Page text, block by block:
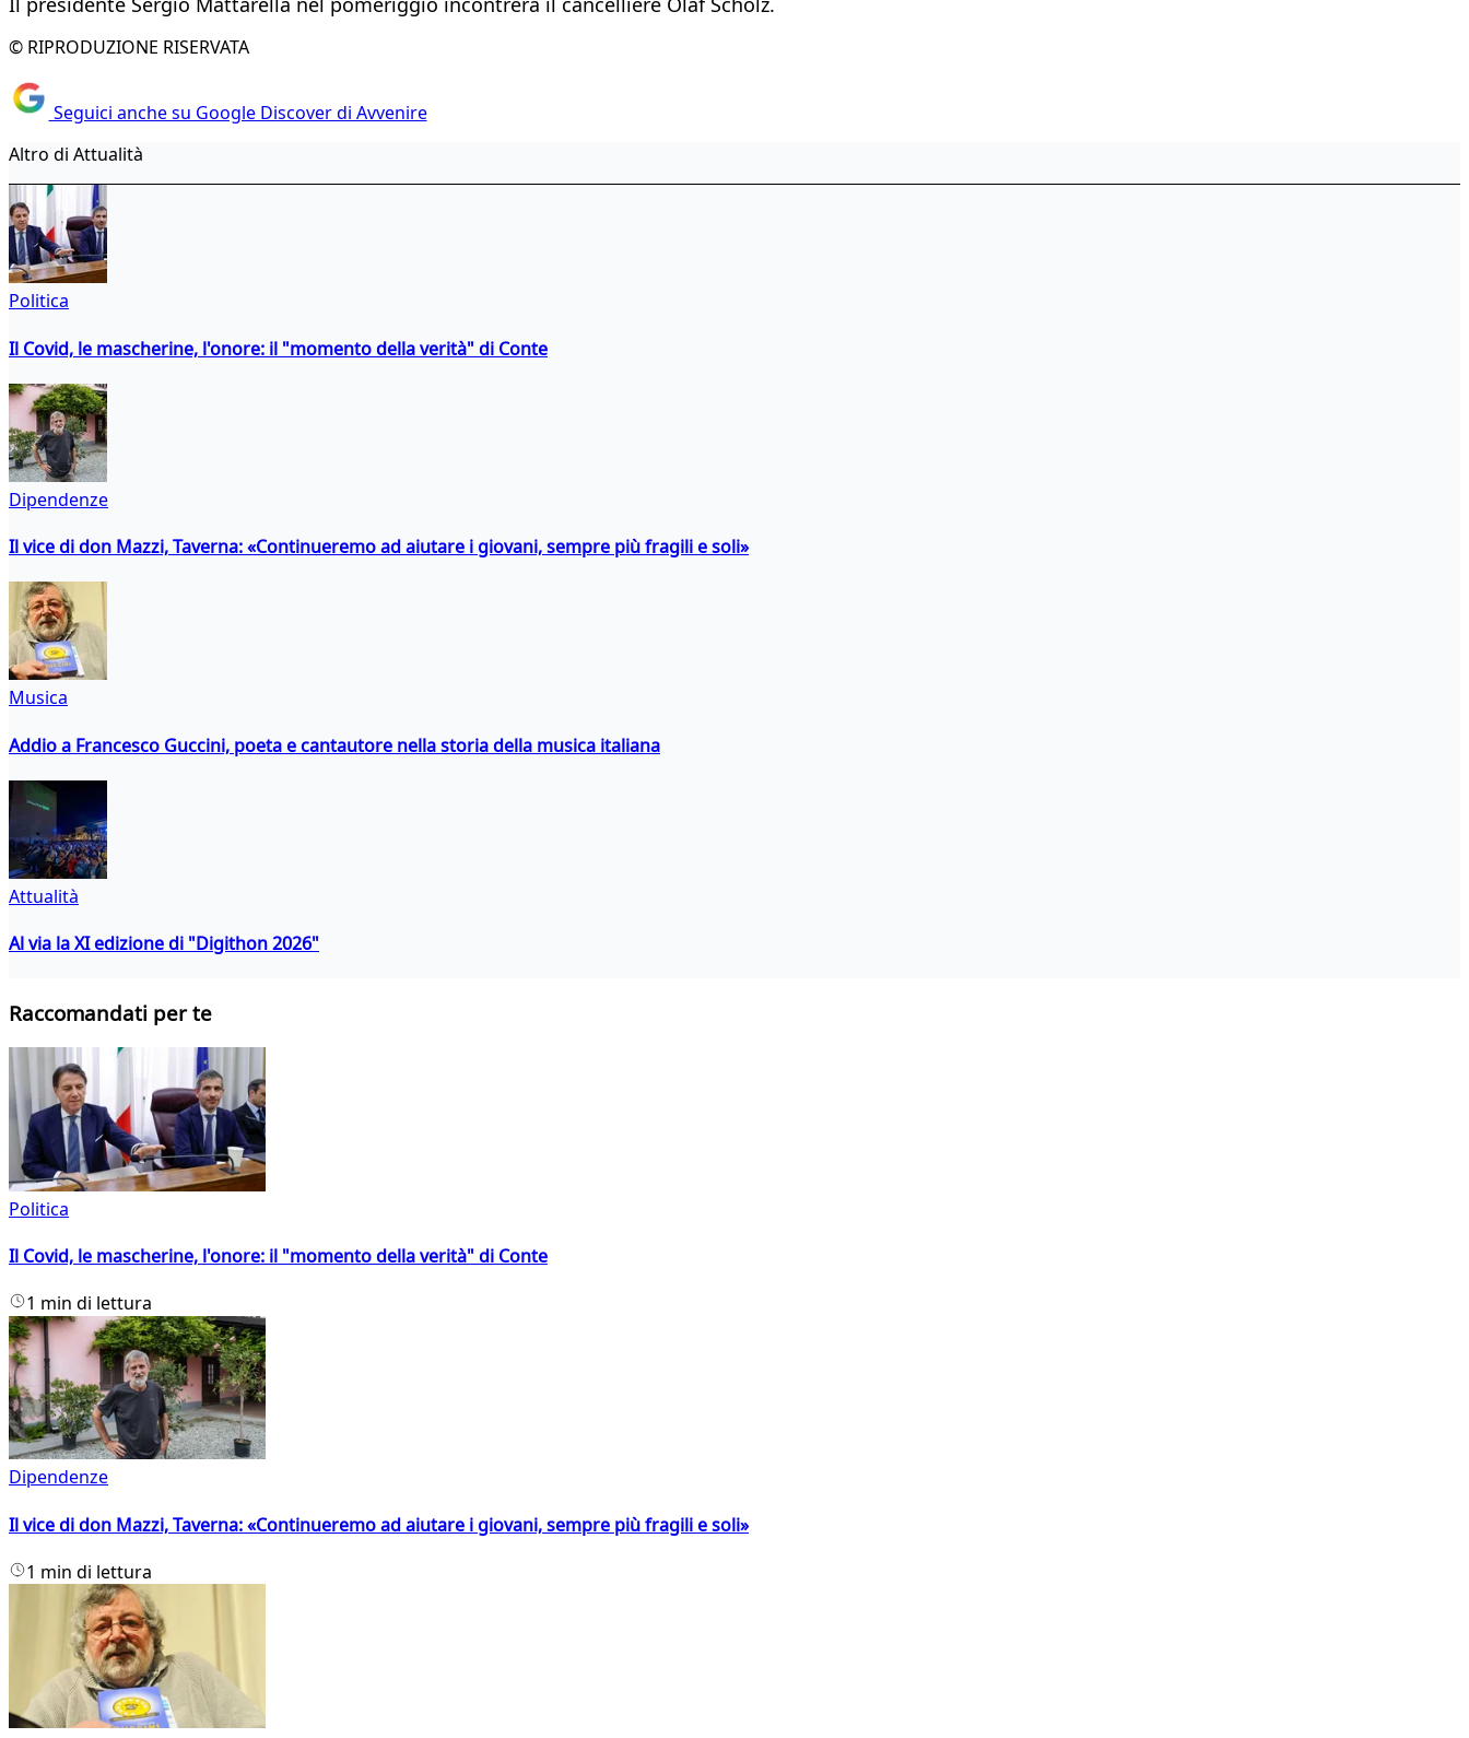
© RIPRODUZIONE RISERVATA
Seguici anche su Google Discover di Avvenire
Altro di Attualità
Politica
Il Covid, le mascherine, l'onore: il "momento della verità" di Conte
Dipendenze
Il vice di don Mazzi, Taverna: «Continueremo ad aiutare i giovani, sempre più fragili e soli»
Musica
Addio a Francesco Guccini, poeta e cantautore nella storia della musica italiana
Attualità
Al via la XI edizione di "Digithon 2026"
Raccomandati per te
Politica
Il Covid, le mascherine, l'onore: il "momento della verità" di Conte
1 min di lettura
Dipendenze
Il vice di don Mazzi, Taverna: «Continueremo ad aiutare i giovani, sempre più fragili e soli»
1 min di lettura